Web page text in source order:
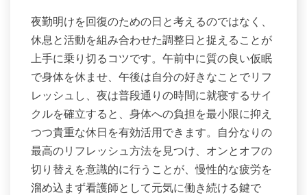
夜勤明けを回復のための日と考えるのではなく、
休息と活動を組み合わせた調整日と捉えることが
上手に乗り切るコツです。午前中に質の良い仮眠
で身体を休ませ、午後は自分の好きなことでリフ
レッシュし、夜は普段通りの時間に就寝するサイ
クルを確立すると、身体への負担を最小限に抑え
つつ貴重な休日を有効活用できます。自分なりの
最高のリフレッシュ方法を見つけ、オンとオフの
切り替えを意識的に行うことが、慢性的な疲労を
溜め込まず看護師として元気に働き続ける鍵で